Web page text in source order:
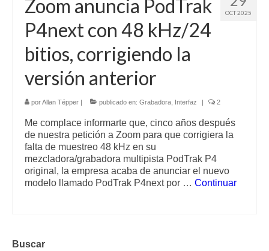
OCT 2025
Zoom anuncia PodTrak
P4next con 48 kHz/24
bitios, corrigiendo la
versión anterior
porAllan Tépper publicado en: Grabadora Interfaz 2
Me complace informarte que, cinco años después
de nuestra petición a Zoom para que corrigiera la
falta de muestreo 48 kHz en su
mezcladora/grabadora multipista PodTrak P4
original, la empresa acaba de anunciar el nuevo
modelo llamado PodTrak P4next por … Continuar
Buscar